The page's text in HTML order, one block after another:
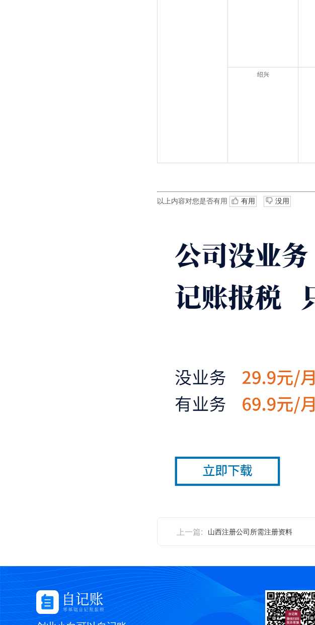
绍兴
以上内容对您是否有用 有用 没用
上一篇: 山西注册公司所需注册资料